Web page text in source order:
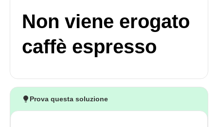
Non viene erogato
caffè espresso
Prova questa soluzione